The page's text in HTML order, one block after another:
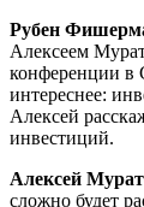
Рубен
Алексеем
конференции в
интереснее:
Алексей
инвестиций.
Алексей
сложно будет